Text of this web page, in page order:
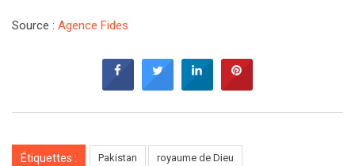
Source : Agence Fides
Étiquettes : Pakistan royaume de Dieu